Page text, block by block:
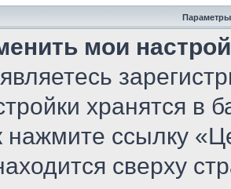
Параметры
мои
хранятся в
нажмите ссылку
сверху